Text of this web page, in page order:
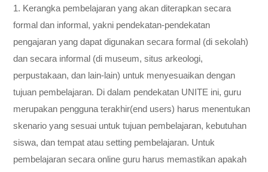
1. Kerangka pembelajaran yang akan diterapkan secara
formal dan informal, yakni pendekatan-pendekatan
pengajaran yang dapat digunakan secara formal (di sekolah)
dan secara informal (di museum, situs arkeologi,
perpustakaan, dan lain-lain) untuk menyesuaikan dengan
tujuan pembelajaran. Di dalam pendekatan UNITE ini, guru
merupakan pengguna terakhir(end users) harus menentukan
skenario yang sesuai untuk tujuan pembelajaran, kebutuhan
siswa, dan tempat atau setting pembelajaran. Untuk
pembelajaran secara online guru harus memastikan apakah